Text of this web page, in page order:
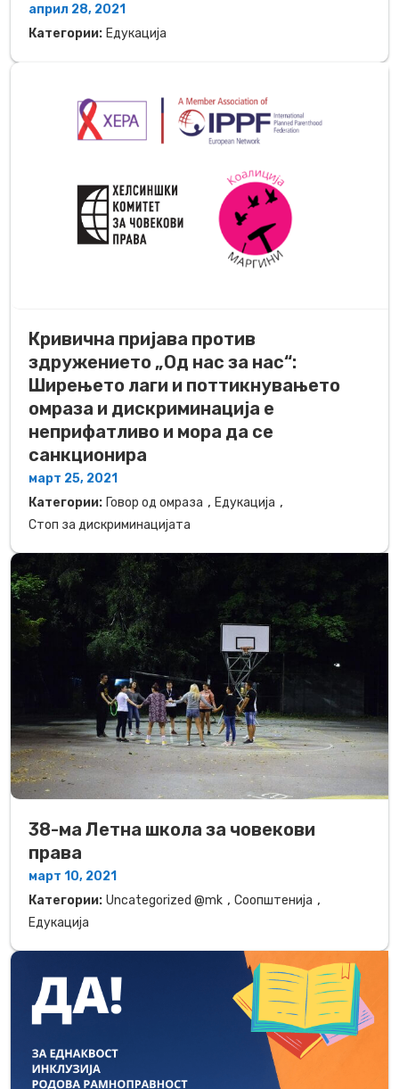
април 28, 2021
Категории: Едукација
Кривична пријава против
здружението „Од нас за нас“:
Ширењето лаги и поттикнувањето
омраза и дискриминација е
неприфатливо и мора да се
санкционира
март 25, 2021
Категории: Говор од омраза , Едукација ,
Стоп за дискриминацијата
38-ма Летна школа за човекови
права
март 10, 2021
Категории: Uncategorized @mk , Соопштенија ,
Едукација